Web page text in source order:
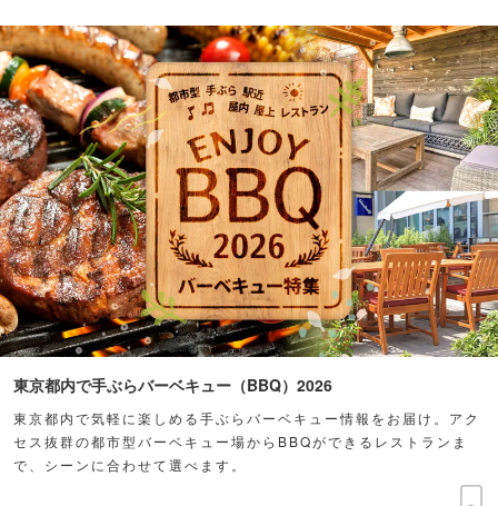
東京都内で手ぶらバーベキュー（BBQ）2026
東京都内で気軽に楽しめる手ぶらバーベキュー情報をお届け。アク
セス抜群の都市型バーベキュー場からBBQができるレストランま
で、シーンに合わせて選べます。